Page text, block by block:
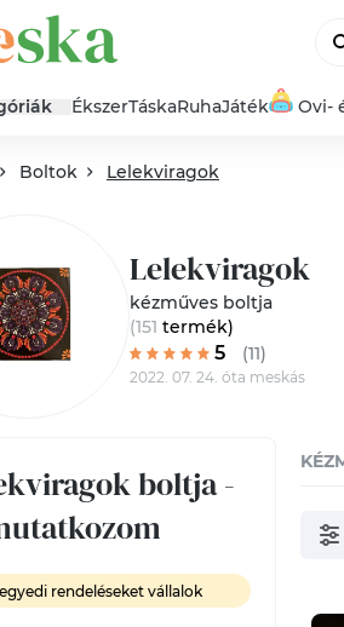
ÉkszerTáskaRuhaJáték Ovi-
Boltok Lelekviragok
Lelekviragok
kézműves boltja
(151 termék)
5 (11)
2022. 07. 24. óta meskás
boltja -
egyedi rendeléseket vállalok